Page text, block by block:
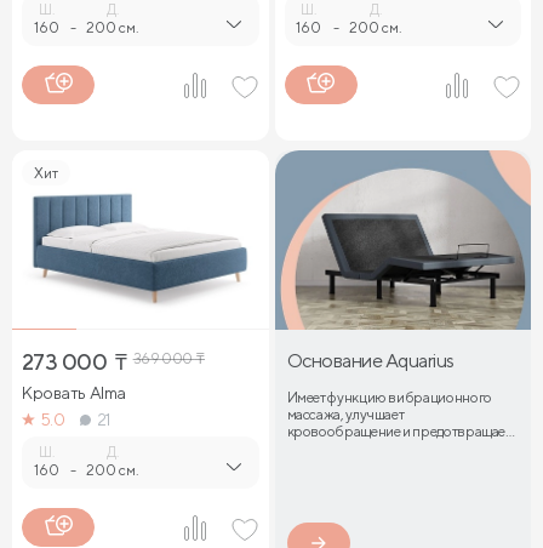
Ш.
160 -
Д.
200 см.
Ш.
160 -
Д.
200 см.
Хит
273 000 ₸ 369 000₸
Кровать Alma
5.0
21
160 -
Д.
200 см.
Основание Aquarius
Имеет функцию вибрационного
массажа, улучшает
кровообращение и предотвращает